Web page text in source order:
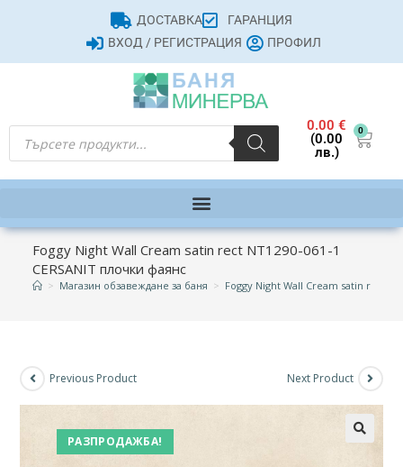
ДОСТАВКА
ГАРАНЦИЯ
ВХОД / РЕГИСТРАЦИЯ
ПРОФИЛ
0.00€
(0.00
лв.)
0
Foggy Night Wall Cream satin rect NT1290-061-1
CERSANIT плочки фаянс
> Магазин обзавеждане за баня > Foggy Night Wall Cream satin rect
РАЗПРОДАЖБА!
Previous Product Next Product